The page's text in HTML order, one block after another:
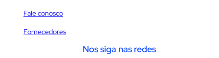
Fale conosco
Fornecedores
Nos siga nas redes